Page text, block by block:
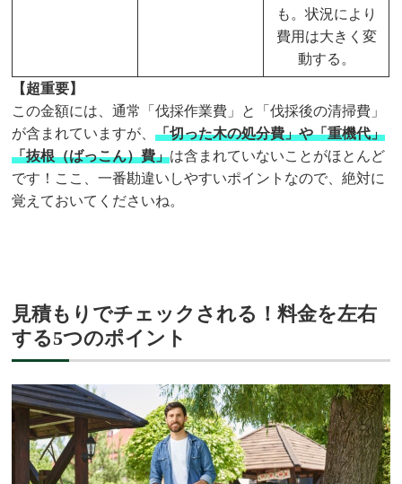
も。状況により
費用は大きく変
動する。
【超重要】
この金額には、通常「伐採作業費」と「伐採後の清掃費」
が含まれていますが、「切った木の処分費」や「重機代」
「抜根（ばっこん）費」は含まれていないことがほとんど
です！ここ、一番勘違いしやすいポイントなので、絶対に
覚えておいてくださいね。
見積もりでチェックされる！料金を左右
する5つのポイント